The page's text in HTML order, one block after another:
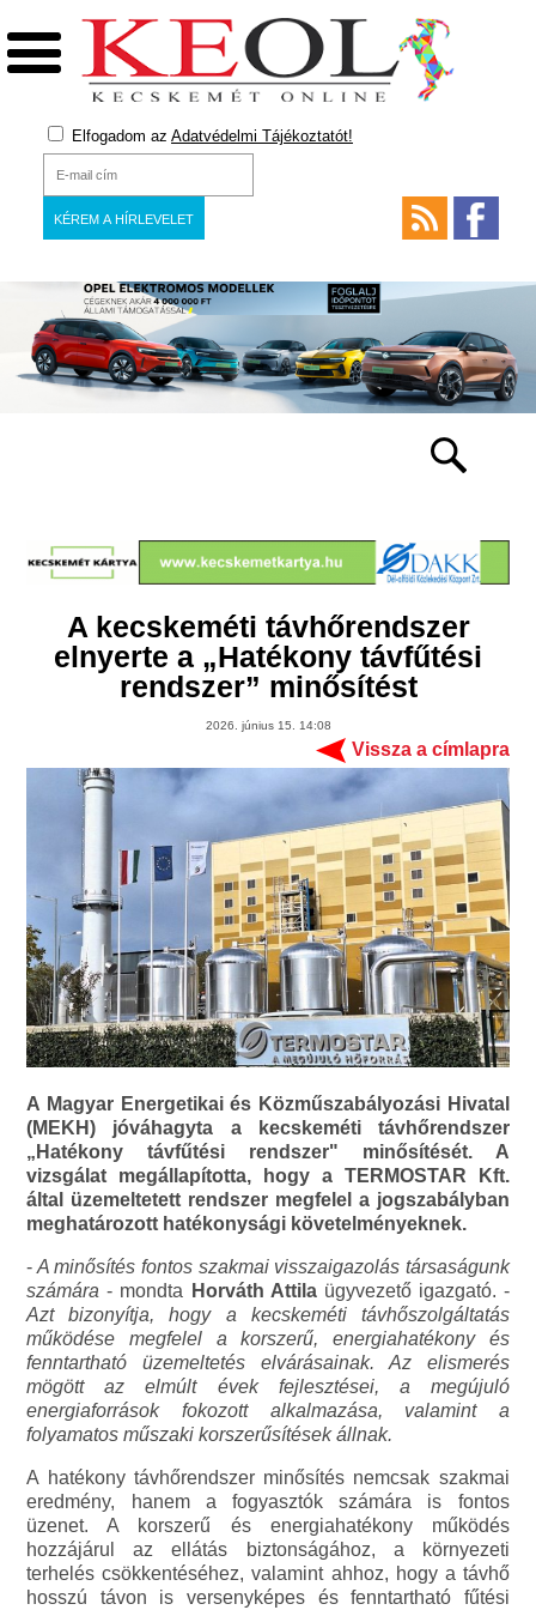
Elfogadom az Adatvédelmi Tájékoztatót!
A kecskeméti távhőrendszer
elnyerte a „Hatékony távfűtési
rendszer” minősítést
2026. június 15. 14:08
Vissza a címlapra
A Magyar Energetikai és Közműszabályozási Hivatal
(MEKH) jóváhagyta a kecskeméti távhőrendszer
„Hatékony távfűtési rendszer" minősítését. A
vizsgálat megállapította, hogy a TERMOSTAR Kft.
által üzemeltetett rendszer megfelel a jogszabályban
meghatározott hatékonysági követelményeknek.
- A minősítés fontos szakmai visszaigazolás társaságunk
számára - mondta Horváth Attilaügyvezető igazgató. -
Azt bizonyítja, hogy a kecskeméti távhőszolgáltatás
működése megfelel a korszerű, energiahatékony és
fenntartható üzemeltetés elvárásainak. Az elismerés
mögött az elmúlt évek fejlesztései, a megújuló
energiaforrások fokozott alkalmazása, valamint a
folyamatos műszaki korszerűsítések állnak.
A hatékony távhőrendszer minősítés nemcsak szakmai
eredmény, hanem a fogyasztók számára is fontos
üzenet. A korszerű és energiahatékony működés
hozzájárul az ellátás biztonságához, a környezeti
terhelés csökkentéséhez, valamint ahhoz, hogy a távhő
hosszú távon is versenyképes és fenntartható fűtési